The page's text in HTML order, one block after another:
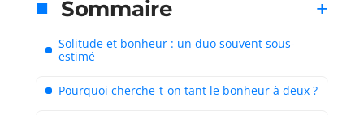
Sommaire
Solitude et bonheur : un duo souvent sous-
estimé
Pourquoi cherche-t-on tant le bonheur à deux ?